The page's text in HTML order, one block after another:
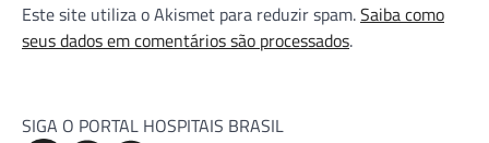
Este site utiliza o Akismet para reduzir spam.Saiba como
seus dados em comentários são processados.
SIGA O PORTAL HOSPITAIS BRASIL